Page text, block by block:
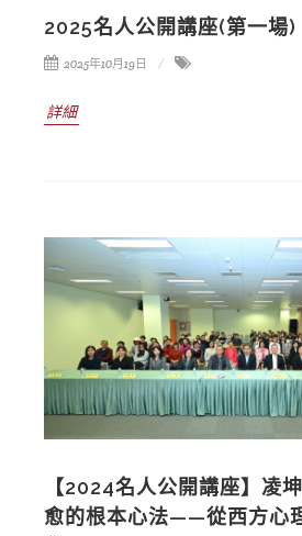
2025名人公開講座(第一場)
2025年10月19日
詳細
【2024名人公開講座】凌
愈的根本心法——從西方心